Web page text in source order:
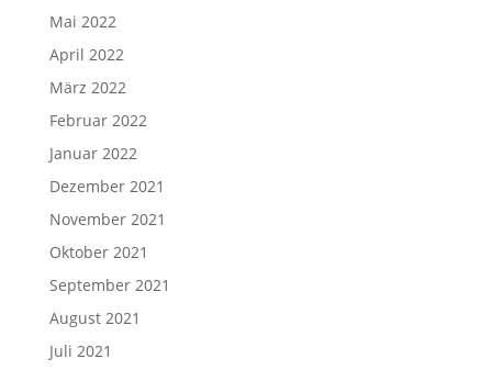
Mai 2022
April 2022
März 2022
Februar 2022
Januar 2022
Dezember 2021
November 2021
Oktober 2021
September 2021
August 2021
Juli 2021